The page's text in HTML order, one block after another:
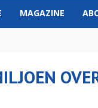
MAGAZINE